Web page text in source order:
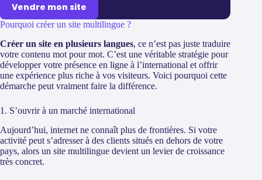
Vendre mon site
Pourquoi créer un site multilingue ?
Créer un site en plusieurs langues, ce n’est pas juste traduire
votre contenu mot pour mot. C’est une véritable stratégie pour
développer votre présence en ligne à l’international et offrir
une expérience plus riche à vos visiteurs. Voici pourquoi cette
démarche peut vraiment faire la différence.
1. S’ouvrir à un marché international
Aujourd’hui, internet ne connaît plus de frontières. Si votre
activité peut s’adresser à des clients situés en dehors de votre
pays, alors un site multilingue devient un levier de croissance
très concret.